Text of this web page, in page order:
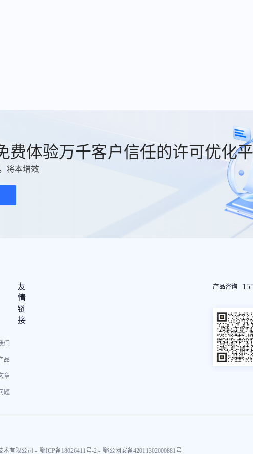
费体验万千客户信任的许可优化
将本增效
们
品
章
题
友
情
链
接
产品咨询
术有限公司 - 鄂ICP备18026411号-2 - 鄂公网安备42011302000881号